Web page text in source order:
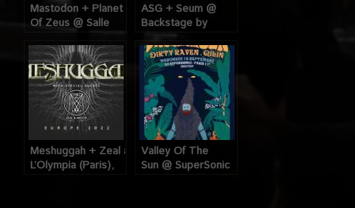
Mastodon + Planet
Of Zeus @ Salle
Pleyel (Paris), le 7
Juin 2022
ASG + Seum @
Backstage by
The MIll (Paris), le
16 Juin 2022
Meshuggah + Zeal and Ardor @
L’Olympia (Paris),
Valley Of The
Sun @ SuperSonic